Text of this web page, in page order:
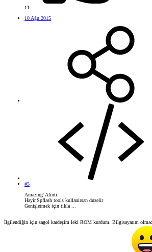
11
10 Ağu 2015
#5
Amazing' Alıntı:
Hayir.Spflash tools kullanirsan duzelir
Genişletmek için tıkla ...
İlgilendiğin için sagol kardeşim leki ROM kurdum. Bilgisayarım